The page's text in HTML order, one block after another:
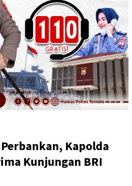
Kapolda
Kunjungan BRI